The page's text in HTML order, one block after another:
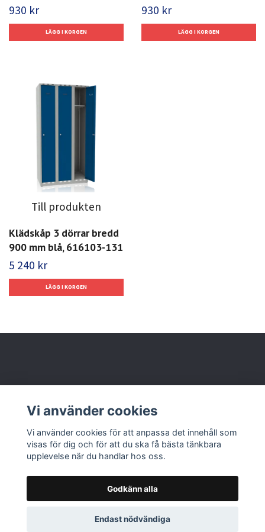
930 kr 930 kr
Till produkten
Klädskåp 3 dörrar bredd
900 mm blå, 616103-131
5 240 kr
Läs mer
© 2026 Nolbox AB
Vi använder cookies
Vi använder cookies för att anpassa det innehåll som
visas för dig och för att du ska få bästa tänkbara
upplevelse när du handlar hos oss.
Godkänn alla
Endast nödvändiga